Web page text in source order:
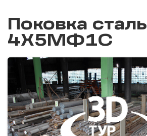
Поковка сталь
4Х5МФ1С